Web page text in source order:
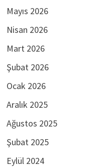
Mayıs 2026
Nisan 2026
Mart 2026
Şubat 2026
Ocak 2026
Aralık 2025
Ağustos 2025
Şubat 2025
Eylül 2024